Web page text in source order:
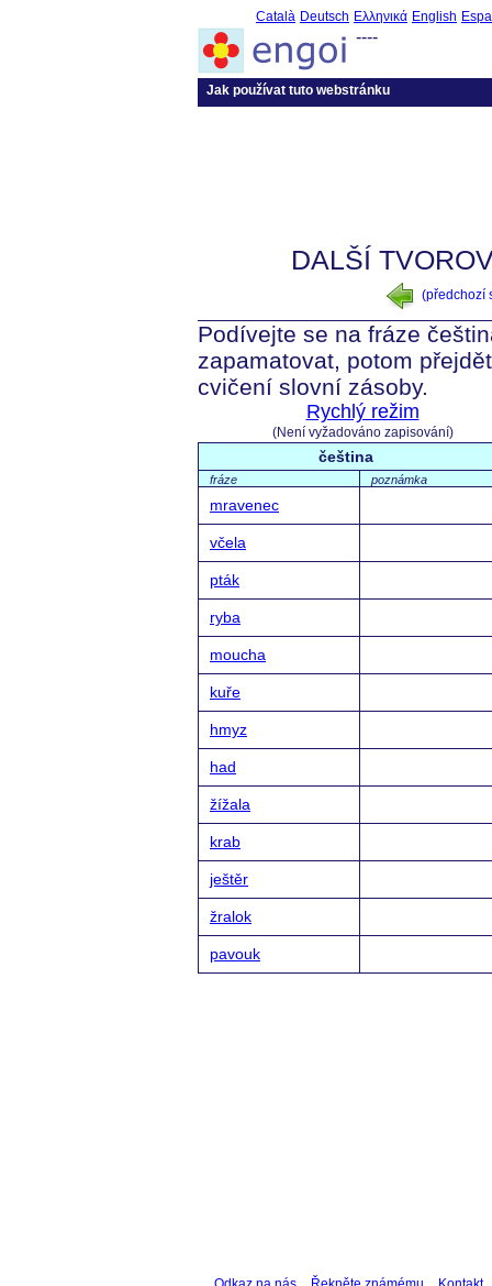
Català Deutsch Ελληνικά English
----
Jak používat tuto webstránku
DALŠÍ
(předchozí
Podívejte se na fráze
zapamatovat, potom
cvičení slovní zásoby.
Rychlý režim
(Není vyžadováno zapisování)
čeština
fráze poznámka
mravenec
včela
pták
ryba
moucha
kuře
hmyz
had
žížala
krab
ještěr
žralok
pavouk